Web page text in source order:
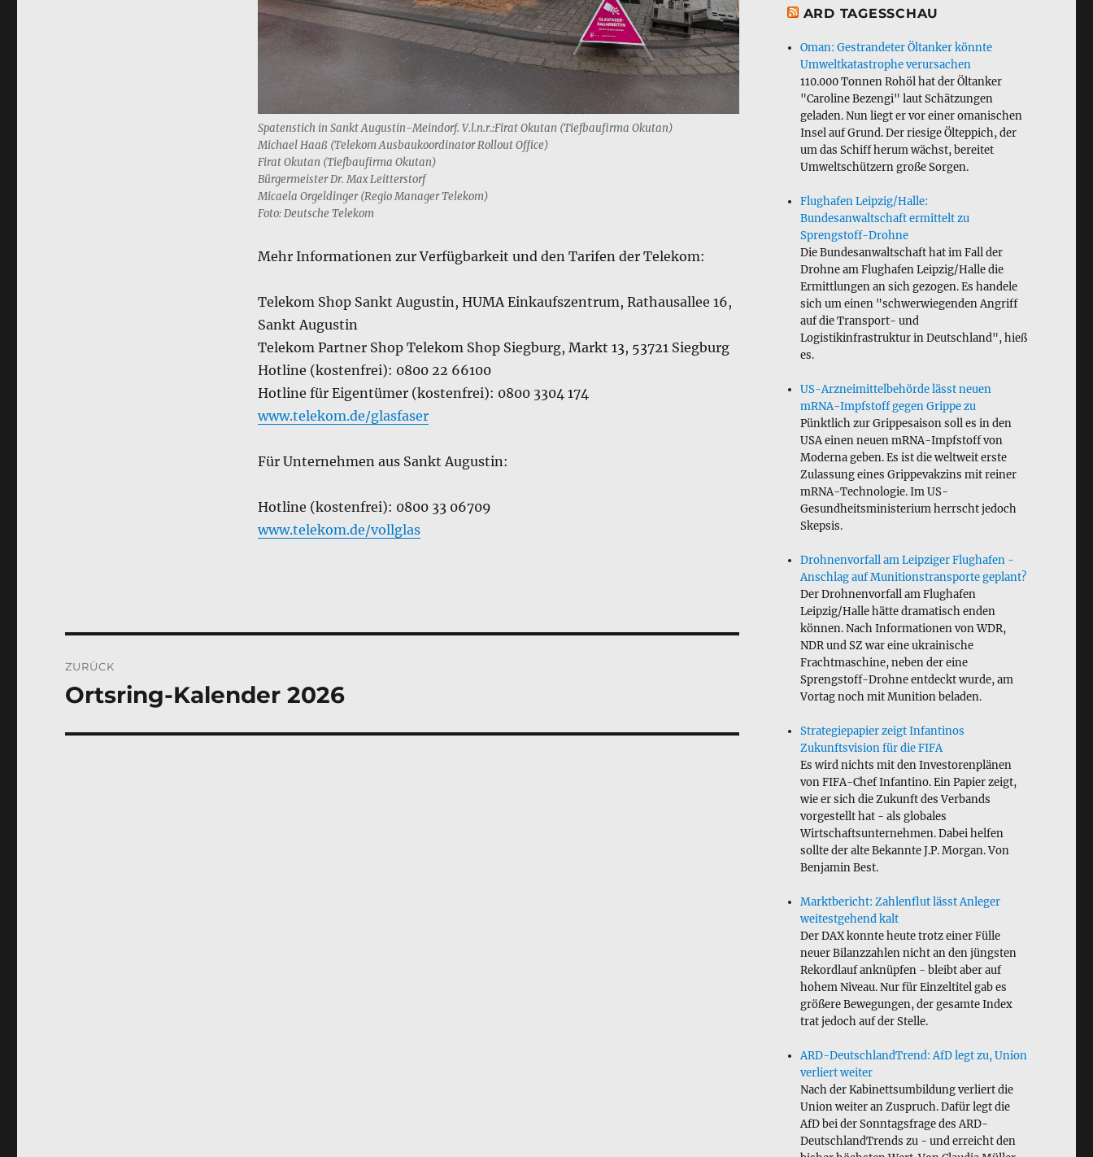
Spatenstich in Sankt Augustin-Meindorf. V.l.n.r.:Firat Okutan (Tiefbaufirma Okutan)
Michael Haaß (Telekom Ausbaukoordinator Rollout Office)
Firat Okutan (Tiefbaufirma Okutan)
Bürgermeister Dr. Max Leitterstorf
Micaela Orgeldinger (Regio Manager Telekom)
Foto: Deutsche Telekom
Mehr Informationen zur Verfügbarkeit und den Tarifen der Telekom:
Telekom Shop Sankt Augustin, HUMA Einkaufszentrum, Rathausallee 16,
Sankt Augustin
Telekom Partner Shop Telekom Shop Siegburg, Markt 13, 53721 Siegburg
Hotline (kostenfrei): 0800 22 66100
Hotline für Eigentümer (kostenfrei): 0800 3304 174
www.telekom.de/glasfaser
Für Unternehmen aus Sankt Augustin:
Hotline (kostenfrei): 0800 33 06709
www.telekom.de/vollglas
ZURÜCK
Vorheriger
Ortsring-Kalender 2026
ARD TAGESSCHAU
Oman: Gestrandeter Öltanker könnte
Umweltkatastrophe verursachen
110.000 Tonnen Rohöl hat der Öltanker
"Caroline Bezengi" laut Schätzungen
geladen. Nun liegt er vor einer omanischen
Insel auf Grund. Der riesige Ölteppich, der
um das Schiff herum wächst, bereitet
Umweltschützern große Sorgen.
Flughafen Leipzig/Halle:
Bundesanwaltschaft ermittelt zu
Sprengstoff-Drohne
Die Bundesanwaltschaft hat im Fall der
Drohne am Flughafen Leipzig/Halle die
Ermittlungen an sich gezogen. Es handele
sich um einen "schwerwiegenden Angriff
auf die Transport- und
Logistikinfrastruktur in Deutschland", hieß
es.
US-Arzneimittelbehörde lässt neuen
mRNA-Impfstoff gegen Grippe zu
Pünktlich zur Grippesaison soll es in den
USA einen neuen mRNA-Impfstoff von
Moderna geben. Es ist die weltweit erste
Zulassung eines Grippevakzins mit reiner
mRNA-Technologie. Im US-
Gesundheitsministerium herrscht jedoch
Skepsis.
Drohnenvorfall am Leipziger Flughafen -
Anschlag auf Munitionstransporte geplant?
Der Drohnenvorfall am Flughafen
Leipzig/Halle hätte dramatisch enden
können. Nach Informationen von WDR,
NDR und SZ war eine ukrainische
Frachtmaschine, neben der eine
Sprengstoff-Drohne entdeckt wurde, am
Vortag noch mit Munition beladen.
Strategiepapier zeigt Infantinos
Zukunftsvision für die FIFA
Es wird nichts mit den Investorenplänen
von FIFA-Chef Infantino. Ein Papier zeigt,
wie er sich die Zukunft des Verbands
vorgestellt hat - als globales
Wirtschaftsunternehmen. Dabei helfen
sollte der alte Bekannte J.P. Morgan. Von
Benjamin Best.
Marktbericht: Zahlenflut lässt Anleger
weitestgehend kalt
Der DAX konnte heute trotz einer Fülle
neuer Bilanzzahlen nicht an den jüngsten
Rekordlauf anknüpfen - bleibt aber auf
hohem Niveau. Nur für Einzeltitel gab es
größere Bewegungen, der gesamte Index
trat jedoch auf der Stelle.
ARD-DeutschlandTrend: AfD legt zu, Union
verliert weiter
Nach der Kabinettsumbildung verliert die
Union weiter an Zuspruch. Dafür legt die
AfD bei der Sonntagsfrage des ARD-
DeutschlandTrends zu - und erreicht den